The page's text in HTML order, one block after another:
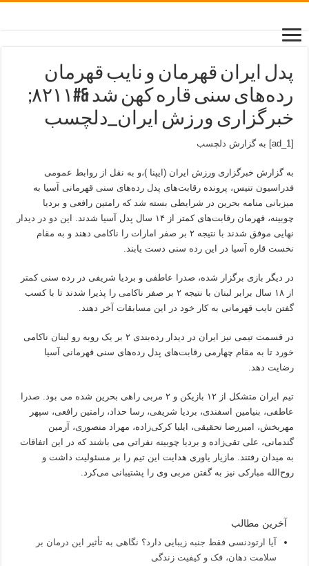
پدل ایران قهرمان و نایب قهرمان
رده‌های سنی قاره کهن شد &#۸۲۱۱;
خبرگزاری ورزش ایران_دلچسب
[ad_1] به گزارش دلچسب
به گزارش خبرگزاری ورزش ایران (ایپنا )،و به نقل از روابط عمومی
فدراسیون تنیس، پرونده رقابت‌های پدل رده‌های سنی قهرمانی آسیا به
میزبانی منامه بحرین در شرایطی بسته شد که رامتین رافعی و بردیا
چوبینه، قهرمان رقابت‌های کمتر از ۱۴ سال پدل آسیا شدند. این دو در دیدار
نهایی موفق شدند با نتیجه ۲ بر صفر امارات را ناکامی دهند و به مقام
نخست قاره آسیا در این رده سنی دست یابند.
در دیگر بازی برگزار شده، صدرا عاطفی و بردیا شریفی در رده سنی کمتر
از ۱۸ سال برابر لبنان با نتیجه ۲ بر صفر ناکامی را پذیرا شدند تا با کسب
گفتن نایب قهرمانی به کار خود در این مسابقات آخر دهند.
در قسمت تیمی نیز ایران در دیدار رده‌بندی ۲ بر یک روبه رو لبنان ناکامی
خورد تا به مقام چهارمی رقابت‌های پدل رده‌های سنی قهرمانی آسیا
رضایت دهد.
تیم ایران متشکل از ۱۲ بازیکن و ۲ مربی راهی بحرین شده می بود. صدرا
عاطفی، بنیامین اسفندی، بردیا شریفی، رسا حداد، رامتین رافعی،‌ سپهر
مهربخش، امیررضا تحقیقی،‌ ایلیا کرکی‌زاده، مهراد منصوری، آرمین
گندمانی، علی تقی‌زاده و بردیا چوبینه نفراتی می باشند که در این اتفاقات
به میدان رفتند. مازیار یاوری هدایت این تیم را بر مسئولیت داشت و
روح‌الله مبارکی نیز به گفتن مربی وی را پشتیبانی می‌کرد.
آخرین مطالب
آیا ارتودنسی فقط جنبه زیبایی دارد؟ نگاهی به تأثیر این درمان بر
سلامت دهان، فک و کیفیت زندگی